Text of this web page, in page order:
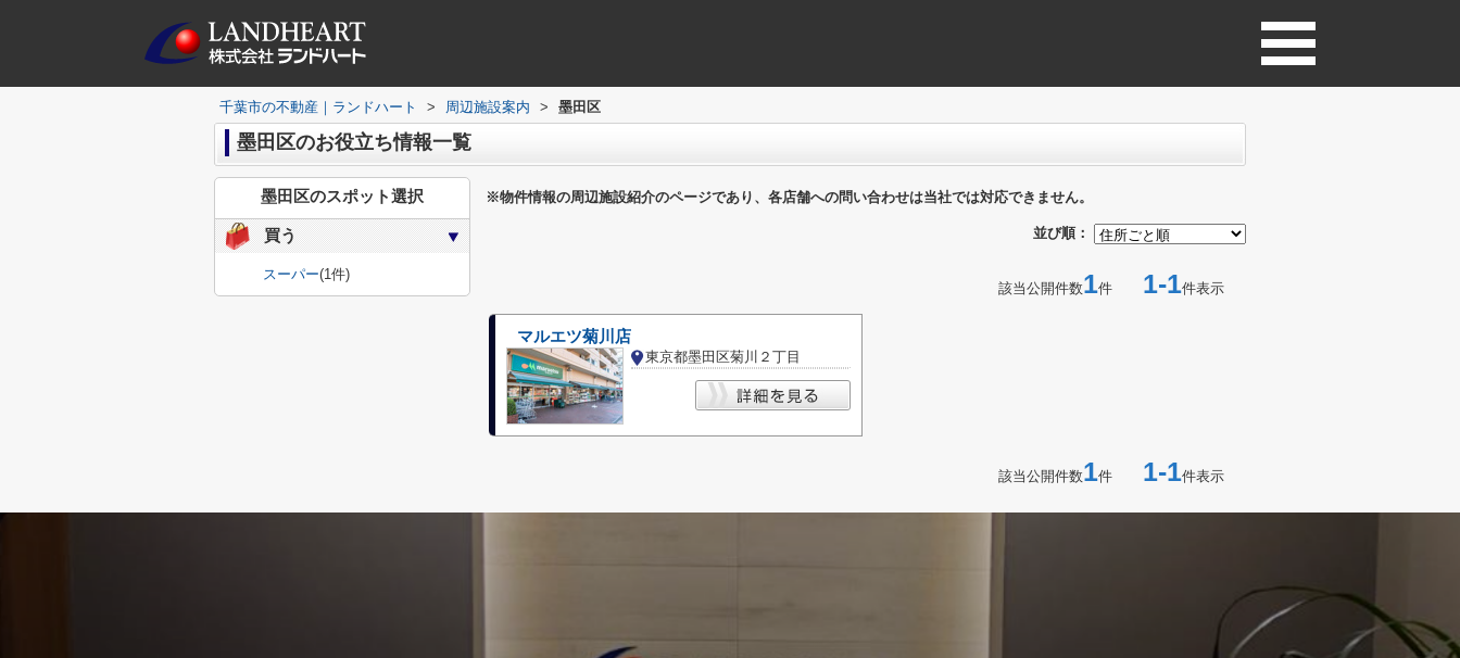
千葉市の不動産｜ランドハート > 周辺施設案内 > 墨田区
墨田区のお役立ち情報一覧
※物件情報の周辺施設紹介のページであり、各店舗への問い合わせは当社では対応できません。
並び順：
該当公開件数1件 1-1件表示
マルエツ菊川店
東京都墨田区菊川２丁目
該当公開件数1件 1-1件表示
墨田区のスポット選択
買う
スーパー(1件)